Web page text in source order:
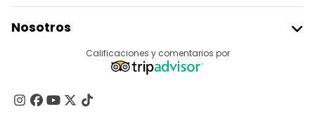
Acceder Como Proveedor
Programa De Afiliados
Nosotros
Contacto
Calificaciones y comentarios por